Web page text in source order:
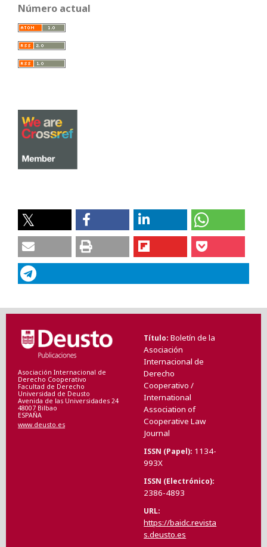
Número actual
Asociación Internacional de
Derecho Cooperativo
Facultad de Derecho
Universidad de Deusto
Avenida de las Universidades 24
48007 Bilbao
ESPAÑA
www.deusto.es
Título Boletín de la
Asociación
Internacional de
Derecho
Cooperativo /
International
Association of
Cooperative Law
Journal
ISSN (Papel) 1134-
993X
ISSN (Electrónico)
2386-4893
URL
https://baidc.revista
s.deusto.es